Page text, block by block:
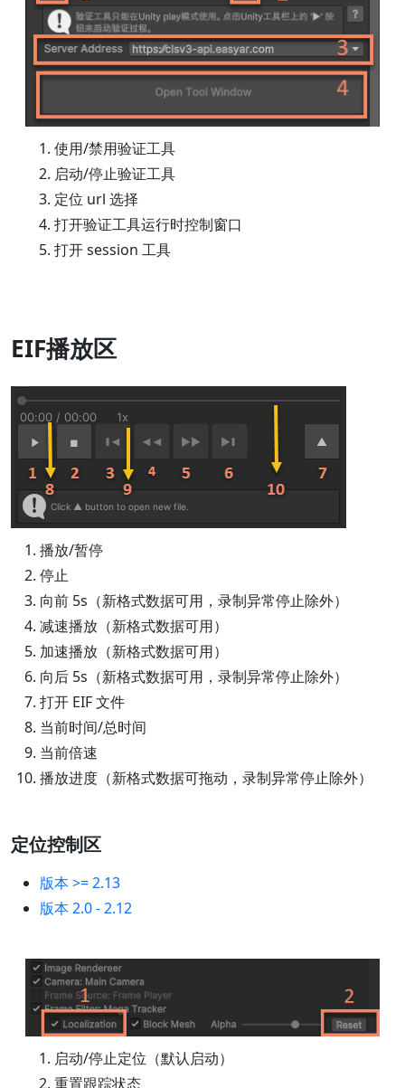
使用/禁用验证工具
启动/停止验证工具
定位 url 选择
打开验证工具运行时控制窗口
打开 session 工具
EIF播放区
播放/暂停
停止
向前 5s（新格式数据可用，录制异常停止除外）
减速播放（新格式数据可用）
加速播放（新格式数据可用）
向后 5s（新格式数据可用，录制异常停止除外）
打开 EIF 文件
当前时间/总时间
当前倍速
播放进度（新格式数据可拖动，录制异常停止除外）
定位控制区
版本 >= 2.13
版本 2.0 - 2.12
启动/停止定位（默认启动）
重置跟踪状态